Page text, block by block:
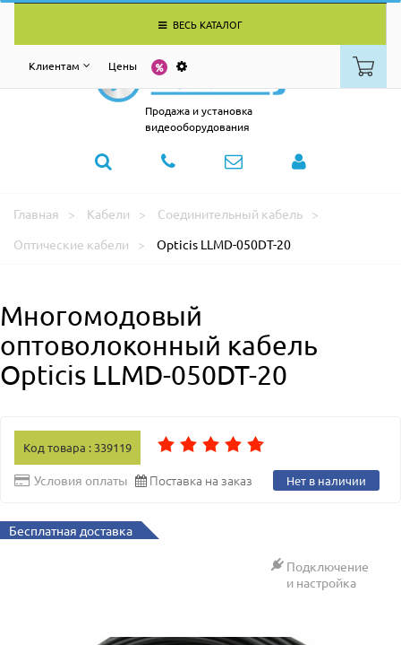
ВЕСЬ КАТАЛОГ
Клиентам Цены
Продажа и установка
видеооборудования
Главная Кабели
Соединительный кабель
Оптические кабели
Opticis LLMD-050DT-20
Многомодовый
оптоволоконный кабель
Opticis LLMD-050DT-20
Код товара : 339119
Условия оплаты Поставка на заказ Нет в наличии
Бесплатная доставка
Подключение
и настройка